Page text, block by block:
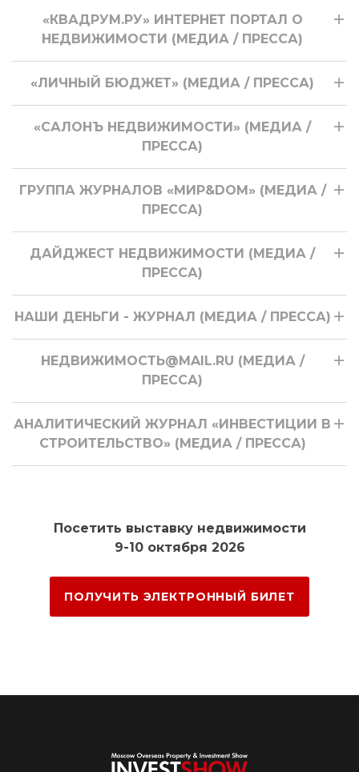
«КВАДРУМ.РУ» ИНТЕРНЕТ ПОРТАЛ О
НЕДВИЖИМОСТИ (МЕДИА / ПРЕССА)
«ЛИЧНЫЙ БЮДЖЕТ» (МЕДИА / ПРЕССА)
«САЛОНЪ НЕДВИЖИМОСТИ» (МЕДИА /
ПРЕССА)
ГРУППА ЖУРНАЛОВ «МИР&DOM» (МЕДИА /
ПРЕССА)
ДАЙДЖЕСТ НЕДВИЖИМОСТИ (МЕДИА /
ПРЕССА)
НАШИ ДЕНЬГИ - ЖУРНАЛ (МЕДИА / ПРЕССА)
НЕДВИЖИМОСТЬ@MAIL.RU (МЕДИА /
ПРЕССА)
АНАЛИТИЧЕСКИЙ ЖУРНАЛ «ИНВЕСТИЦИИ В
СТРОИТЕЛЬСТВО» (МЕДИА / ПРЕССА)
Посетить выставку недвижимости
9-10 октября 2026
ПОЛУЧИТЬ ЭЛЕКТРОННЫЙ БИЛЕТ